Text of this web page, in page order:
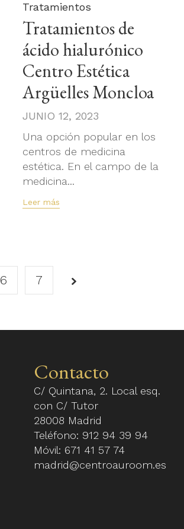
Tratamientos
Tratamientos de
ácido hialurónico
Centro Estética
Argüelles Moncloa
JUNIO 12, 2023
Una opción popular en los
centros de medicina
estética. En el campo de la
medicina...
Leer más
6 7
Contacto
C/ Quintana, 2. Local esq.
con C/ Tutor
28008 Madrid
Teléfono: 912 94 39 94
Móvil: 671 41 57 74
madrid@centroauroom.es